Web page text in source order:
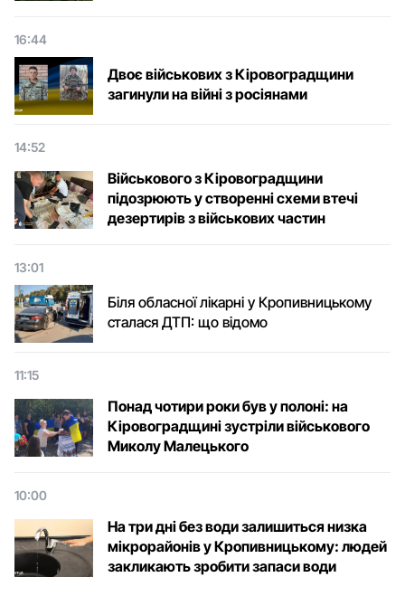
16:44
Двоє військових з Кіровоградщини
загинули на війні з росіянами
14:52
Військового з Кіровоградщини
підозрюють у створенні схеми втечі
дезертирів з військових частин
13:01
Біля обласної лікарні у Кропивницькому
сталася ДТП: що відомо
11:15
Понад чотири роки був у полоні: на
Кіровоградщині зустріли військового
Микoлу Малецькoгo
10:00
На три дні без води залишиться низка
мікрорайонів у Кропивницькому: людей
закликають зробити запаси води